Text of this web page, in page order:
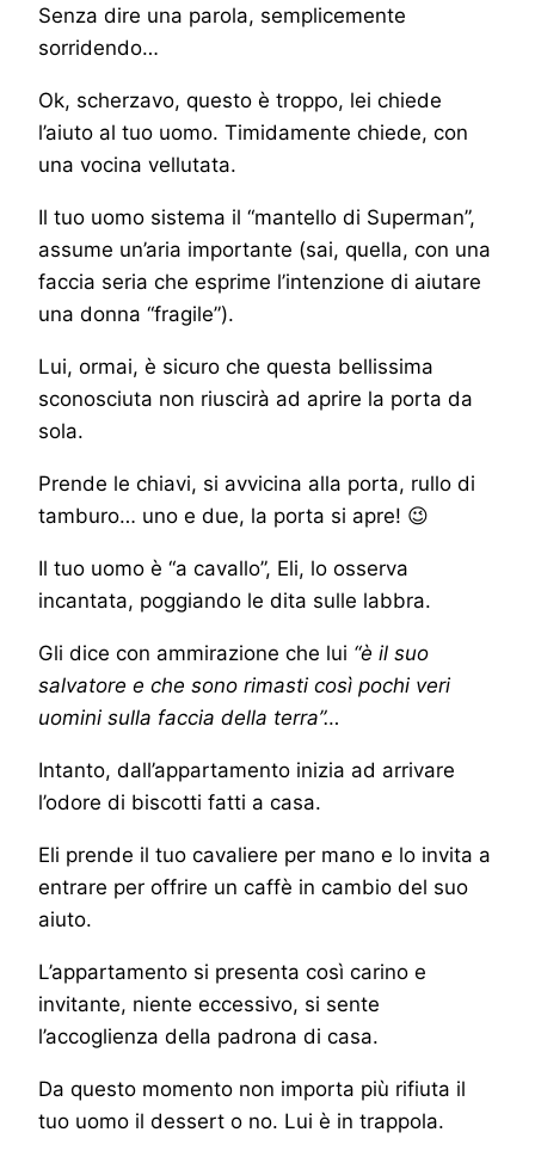
Senza dire una parola, semplicemente
sorridendo…
Ok, scherzavo, questo è troppo, lei chiede
l’aiuto al tuo uomo. Timidamente chiede, con
una vocina vellutata.
Il tuo uomo sistema il “mantello di Superman”,
assume un’aria importante (sai, quella, con una
faccia seria che esprime l’intenzione di aiutare
una donna “fragile”).
Lui, ormai, è sicuro che questa bellissima
sconosciuta non riuscirà ad aprire la porta da
sola.
Prende le chiavi, si avvicina alla porta, rullo di
tamburo… uno e due, la porta si apre! 😉
Il tuo uomo è “a cavallo”, Eli, lo osserva
incantata, poggiando le dita sulle labbra.
Gli dice con ammirazione che lui “è il suo
salvatore e che sono rimasti così pochi veri
uomini sulla faccia della terra”…
Intanto, dall’appartamento inizia ad arrivare
l’odore di biscotti fatti a casa.
Eli prende il tuo cavaliere per mano e lo invita a
entrare per offrire un caffè in cambio del suo
aiuto.
L’appartamento si presenta così carino e
invitante, niente eccessivo, si sente
l’accoglienza della padrona di casa.
Da questo momento non importa più rifiuta il
tuo uomo il dessert o no. Lui è in trappola.